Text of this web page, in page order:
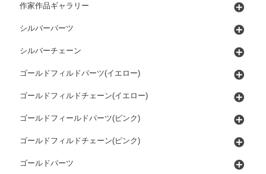
作家作品ギャラリー
シルバーパーツ
シルバーチェーン
ゴールドフィルドパーツ(イエロー)
ゴールドフィルドチェーン(イエロー)
ゴールドフィールドパーツ(ピンク)
ゴールドフィルドチェーン(ピンク)
ゴールドパーツ